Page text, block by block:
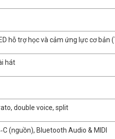
hỗ trợ học và cảm ứng lực cơ bản
hát
double voice, split
(nguồn), Bluetooth Audio & MIDI